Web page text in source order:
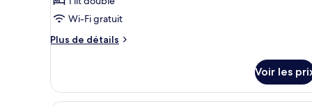
type
de
chambre :
1
lit
Wi-Fi gratuit
Plus de détails
Plus
le
type
Voir les